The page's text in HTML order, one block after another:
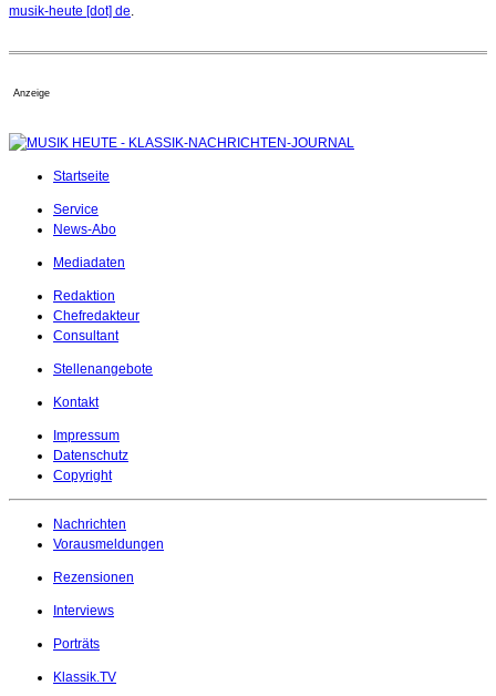
musik-heute [dot] de.
Anzeige
Startseite
Service
News-Abo
Mediadaten
Redaktion
Chefredakteur
Consultant
Stellenangebote
Kontakt
Impressum
Datenschutz
Copyright
Nachrichten
Vorausmeldungen
Rezensionen
Interviews
Porträts
Klassik.TV